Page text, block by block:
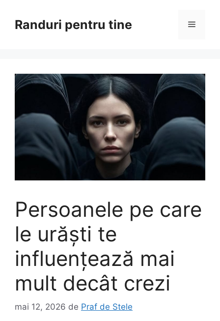
conținutRanduri pentru tine Meniu
Persoanele pe care
le urăști te
influențează mai
mult decât crezi
mai 12, 2026 de Praf de Stele